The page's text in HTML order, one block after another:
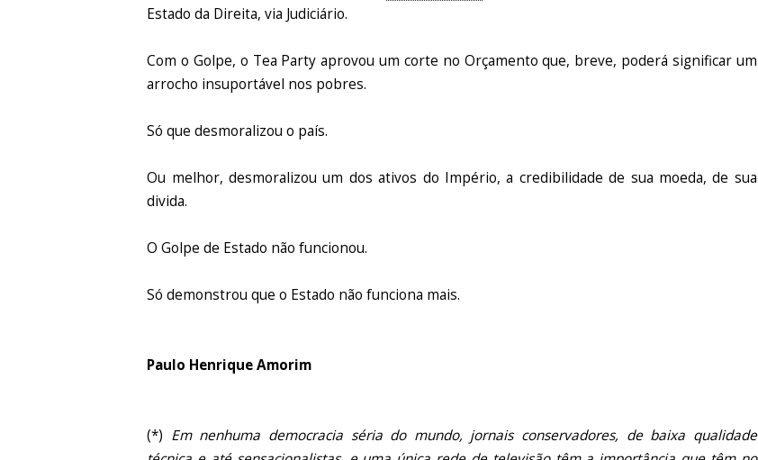
Estado da Direita, via Judiciário.
Com o Golpe, o Tea Party aprovou um corte no Orçamento que, breve, poderá significar um
arrocho insuportável nos pobres.
Só que desmoralizou o país.
Ou melhor, desmoralizou um dos ativos do Império, a credibilidade de sua moeda, de sua
divida.
O Golpe de Estado não funcionou.
Só demonstrou que o Estado não funciona mais.
Paulo Henrique Amorim
(*) Em nenhuma democracia séria do mundo, jornais conservadores, de baixa qualidade